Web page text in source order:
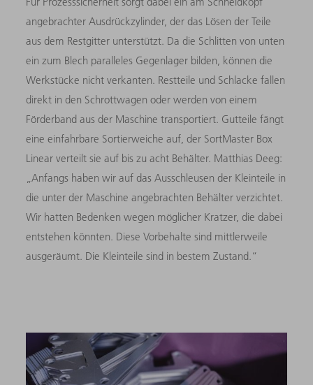
angebrachter Ausdrückzylinder, der das Lösen der Teile
aus dem Restgitter unterstützt. Da die Schlitten von unten
ein zum Blech paralleles Gegenlager bilden, können die
Werkstücke nicht verkanten. Restteile und Schlacke fallen
direkt in den Schrottwagen oder werden von einem
Förderband aus der Maschine transportiert. Gutteile fängt
eine einfahrbare Sortierweiche auf, der SortMaster Box
Linear verteilt sie auf bis zu acht Behälter. Matthias Deeg:
„Anfangs haben wir auf das Ausschleusen der Kleinteile in
die unter der Maschine angebrachten Behälter verzichtet.
Wir hatten Bedenken wegen möglicher Kratzer, die dabei
entstehen könnten. Diese Vorbehalte sind mittlerweile
ausgeräumt. Die Kleinteile sind in bestem Zustand.“